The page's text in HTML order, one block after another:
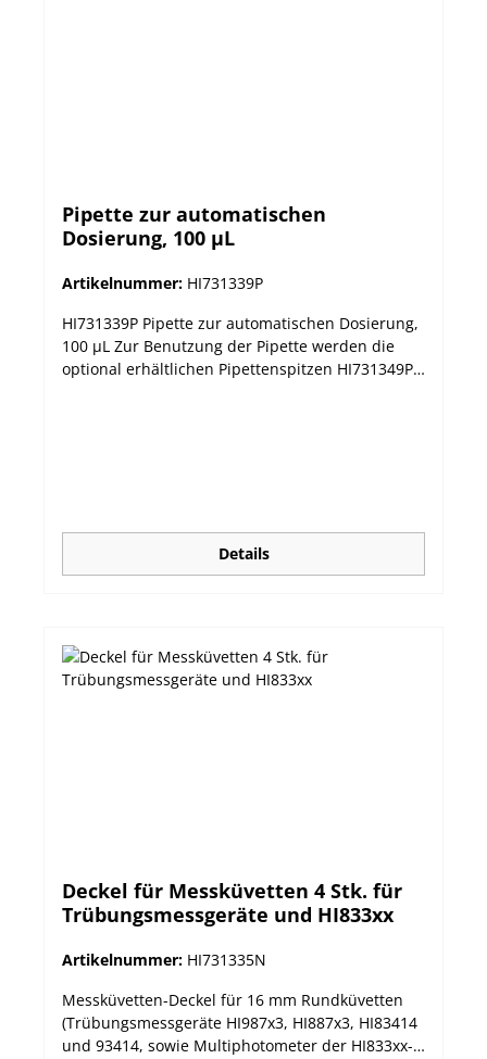
Pipette zur automatischen
Dosierung, 100 µL
Artikelnummer: HI731339P
HI731339P Pipette zur automatischen Dosierung,
100 µL Zur Benutzung der Pipette werden die
optional erhältlichen Pipettenspitzen HI731349P
Details
Deckel für Messküvetten 4 Stk. für
Trübungsmessgeräte und HI833xx
Artikelnummer: HI731335N
Messküvetten-Deckel für 16 mm Rundküvetten
(Trübungsmessgeräte HI987x3, HI887x3, HI83414
und 93414, sowie Multiphotometer der HI833xx-